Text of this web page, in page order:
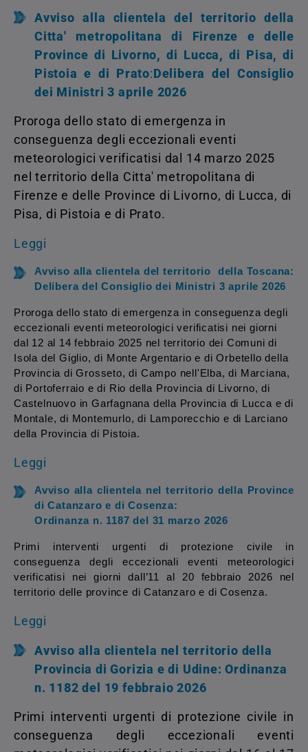
Avviso alla clientela del territorio della
Citta' metropolitana di Firenze e delle
Province di Livorno, di Lucca, di Pisa, di
Pistoia e di Prato:Delibera del Consiglio
dei Ministri 3 aprile 2026
Proroga dello stato di emergenza in
conseguenza degli eccezionali eventi
meteorologici verificatisi dal 14 marzo 2025
nel territorio della Citta' metropolitana di
Firenze e delle Province di Livorno, di Lucca, di
Pisa, di Pistoia e di Prato.
Leggi
Avviso alla clientela del territorio della Toscana:
Delibera del Consiglio dei Ministri 3 aprile 2026
Proroga dello stato di emergenza in conseguenza degli
eccezionali eventi meteorologici verificatisi nei giorni
dal 12 al 14 febbraio 2025 nel territorio dei Comuni di
Isola del Giglio, di Monte Argentario e di Orbetello della
Provincia di Grosseto, di Campo nell'Elba, di Marciana,
di Portoferraio e di Rio della Provincia di Livorno, di
Castelnuovo in Garfagnana della Provincia di Lucca e di
Montale, di Montemurlo, di Lamporecchio e di Larciano
della Provincia di Pistoia.
Leggi
Avviso alla clientela nel territorio della Province
di Catanzaro e di Cosenza:
Ordinanza n. 1187 del 31 marzo 2026
Primi interventi urgenti di protezione civile in
conseguenza degli eccezionali eventi meteorologici
verificatisi nei giorni dall’11 al 20 febbraio 2026 nel
territorio delle province di Catanzaro e di Cosenza.
Leggi
Avviso alla clientela nel territorio della
Provincia di Gorizia e di Udine: Ordinanza
n. 1182 del 19 febbraio 2026
Primi interventi urgenti di protezione civile in
conseguenza degli eccezionali eventi